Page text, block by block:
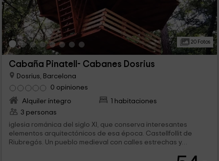
20 Fotos
Cabaña Pinatell- Cabanes Dosrius
Dosrius, Barcelona
0 opiniones
Alquiler íntegro
1 habitaciones
3 personas
iglesia románica del siglo XI, que conserva interesantes
elementos arquitectónicos de esa época. Castellfollit de
Riubregós. Un pueblo medieval con calles estrechas y